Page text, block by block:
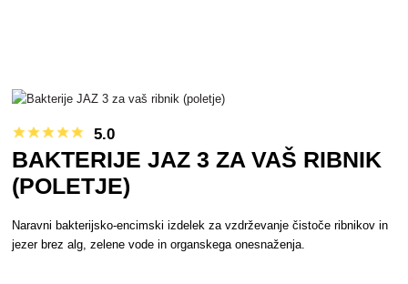
5.0
BAKTERIJE JAZ 3 ZA VAŠ RIBNIK
(POLETJE)
Naravni bakterijsko-encimski izdelek za vzdrževanje čistoče ribnikov in
jezer brez alg, zelene vode in organskega onesnaženja.